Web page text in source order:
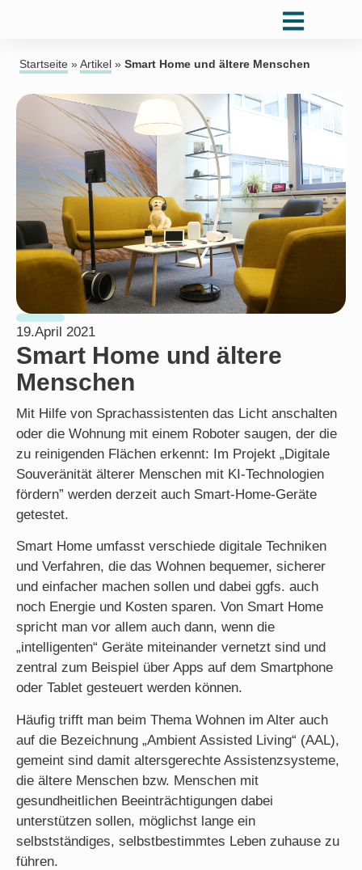
Startseite » Artikel » Smart Home und ältere Menschen
19.April 2021
Smart Home und ältere
Menschen
Mit Hilfe von Sprachassistenten das Licht anschalten
oder die Wohnung mit einem Roboter saugen, der die
zu reinigenden Flächen erkennt: Im Projekt „Digitale
Souveränität älterer Menschen mit KI-Technologien
fördern” werden derzeit auch Smart-Home-Geräte
getestet.
Smart Home umfasst verschiede digitale Techniken
und Verfahren, die das Wohnen bequemer, sicherer
und einfacher machen sollen und dabei ggfs. auch
noch Energie und Kosten sparen. Von Smart Home
spricht man vor allem auch dann, wenn die
„intelligenten“ Geräte miteinander vernetzt sind und
zentral zum Beispiel über Apps auf dem Smartphone
oder Tablet gesteuert werden können.
Häufig trifft man beim Thema Wohnen im Alter auch
auf die Bezeichnung „Ambient Assisted Living“ (AAL),
gemeint sind damit altersgerechte Assistenzsysteme,
die ältere Menschen bzw. Menschen mit
gesundheitlichen Beeinträchtigungen dabei
unterstützen sollen, möglichst lange ein
selbstständiges, selbstbestimmtes Leben zuhause zu
führen.